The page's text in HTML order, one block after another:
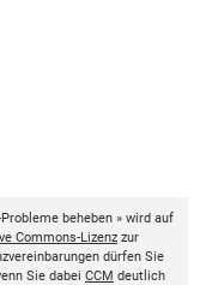
beheben » wird auf
Commons-Lizenz zur
dürfen Sie
Sie dabei CCM deutlich